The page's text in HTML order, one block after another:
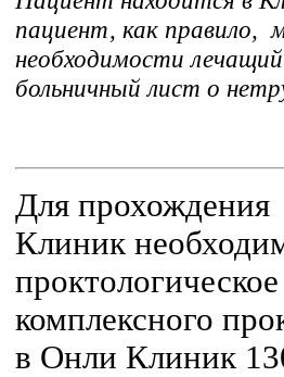
пациент, как правило,
необходимости
больничный лист о
Для
Клиник
комплексного
в Онли Клиник